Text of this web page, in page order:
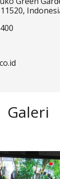
Galeri